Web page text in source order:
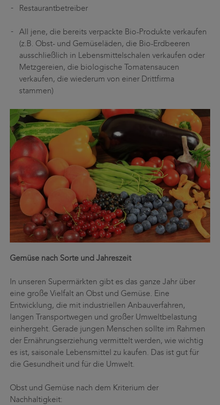
Restaurantbetreiber
All jene, die bereits verpackte Bio-Produkte verkaufen
(z.B. Obst- und Gemüseläden, die Bio-Erdbeeren
ausschließlich in Lebensmittelschalen verkaufen oder
Metzgereien, die biologische Tomatensaucen
verkaufen, die wiederum von einer Drittfirma
stammen)
Gemüse nach Sorte und Jahreszeit
In unseren Supermärkten gibt es das ganze Jahr über
eine große Vielfalt an Obst und Gemüse. Eine
Entwicklung, die mit industriellen Anbauverfahren,
langen Transportwegen und großer Umweltbelastung
einhergeht. Gerade jungen Menschen sollte im Rahmen
der Ernährungserziehung vermittelt werden, wie wichtig
es ist, saisonale Lebensmittel zu kaufen. Das ist gut für
die Gesundheit und für die Umwelt.
Obst und Gemüse nach dem Kriterium der
Nachhaltigkeit: